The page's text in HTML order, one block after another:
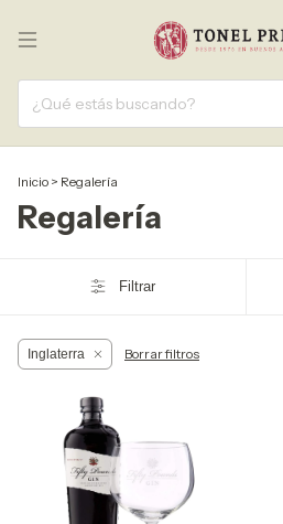
Inicio > Regalería
Regalería
Filtrar
Inglaterra Borrar filtros